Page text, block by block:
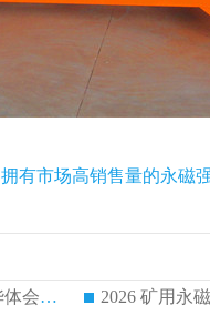
拥有市场高销售量的永磁
2026 矿用永磁滚筒厂家排行榜选购干货指南 行业口碑标杆华体会手机网页版-华体会(中国) 实力出众